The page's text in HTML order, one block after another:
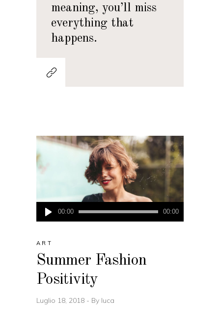
meaning, you’ll miss
everything that
happens.
Audio
Player
00:00 00:00
ART
Summer Fashion
Positivity
Luglio 18, 2018 By luca